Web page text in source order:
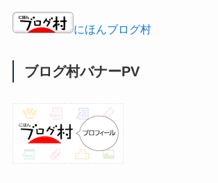
にほんブログ村
ブログ村バナーPV